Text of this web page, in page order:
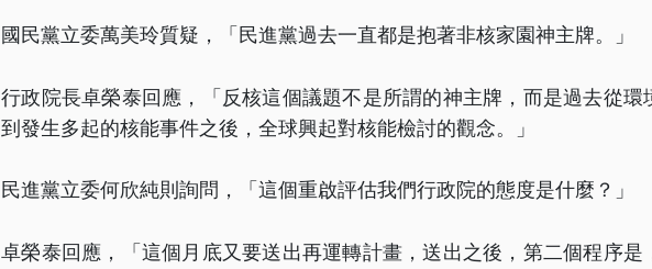
國民黨立委萬美玲質疑，「民進黨過去一直都是抱著非核家園神主牌。」
行政院長卓榮泰回應，「反核這個議題不是所謂的神主牌，而是過去從環
到發生多起的核能事件之後，全球興起對核能檢討的觀念。」
民進黨立委何欣純則詢問，「這個重啟評估我們行政院的態度是什麼？」
卓榮泰回應，「這個月底又要送出再運轉計畫，送出之後，第二個程序是